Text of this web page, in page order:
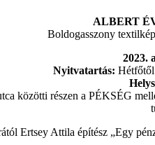
ALBERT
Boldogasszony
2023.
Nyitvatartás:
közötti részen a PÉKSÉG
Ertsey Attila építész „Egy